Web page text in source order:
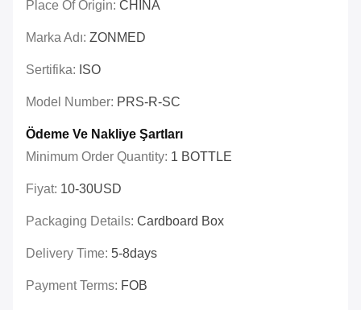
Place Of Origin: CHINA
Marka Adı: ZONMED
Sertifika: ISO
Model Number: PRS-R-SC
Ödeme Ve Nakliye Şartları
Minimum Order Quantity: 1 BOTTLE
Fiyat: 10-30USD
Packaging Details: Cardboard Box
Delivery Time: 5-8days
Payment Terms: FOB